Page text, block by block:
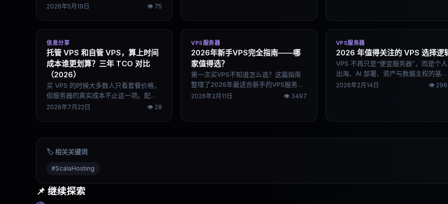
——成本低、上手快、不需要管服务
WordPress 适配、续费成本、长期体验
几个维度，整理 2026 年真正值得考虑
的五家。
2026年5月19日 👁 75
实际使用场景分析，说清楚不同情况下
型里真正重要的几个指标。
类型的项目该怎么选。
信息分享
托管 VPS 和自管 VPS，算上时间
成本谁更划算？三年 TCO 对比
（2026）
买 VPS 的时候大多数人只看套餐价格，
但服务器的真实成本不止这一项。配置
环境、处理安全更新、排查故障、优化
帮你判断自己的情况下哪种选择更合
理。
2026年7月22日 👁 28
VPS服务器
2026年新手VPS完全指南——哪
家值得选？
第一次买VPS不知道怎么选？这篇指南
整理了2026年最适合新手的VPS服务
商，包括DigitalOcean、Vultr、Linode
2026年2月11日 👁 3497
VPS服务器
2026 年值得关注的 VPS 选择逻
VPS 不再只是“便宜服务器”，而是个人
出海、AI 部署、资产与数据主权的基础
设施。2026 年选 VPS，不拼价格战，
2026年2月14日 👁
🏷️ 相关关键词
#ScalaHosting
📌 继续探索